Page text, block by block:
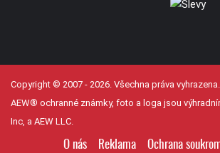
Copyright © 2007 - 2026. Všechna práva
AEW® ochranné známky, foto a loga jsou
Inc, a AEW LLC.
O nás Reklama Ochrana